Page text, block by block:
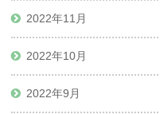
2022年11月
2022年10月
2022年9月